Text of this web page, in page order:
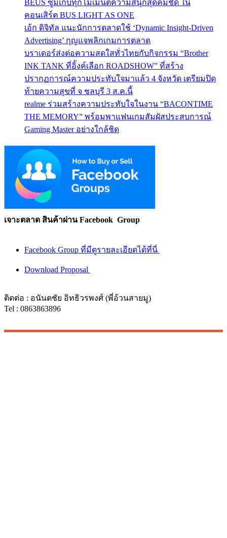
BEUS ซูมเก็บทุกโมเมนต์ความสนุกสุดคมชัด ใน
คอนเสิร์ต BUS LIGHT AS ONE
เอ้ก ดิจิทัล แนะนักการตลาดใช้ ‘Dynamic Insight-Driven
Advertising’ กุญแจพลิกเกมการตลาด
บราเดอร์ส่งต่อความสดใสทั่วไทยกับกิจกรรม “Brother
INK TANK ที่อิ้งค์เลือก ROADSHOW” ที่สร้าง
ปรากฏการณ์ความประทับใจมาแล้ว 4 จังหวัด เตรียมปิด
ท้ายความสุขที่ จ ชลบุรี 3 ส.ค.นี้
realme ร่วมสร้างความประทับใจในงาน “BACONTIME
THE MEMORY” พร้อมพาแฟนเกมสัมผัสประสบการณ์
Gaming Master อย่างใกล้ชิด
เจาะตลาด สินค้าผ่าน Facebook Group
Facebook Group ที่มีดูรายละเอียดได้ที่นี่
Download Proposal
ติดต่อ : อนันตชัย อิทธิวรพงศ์ (พี่อ้วนสายมู)
Tel : 0863863896